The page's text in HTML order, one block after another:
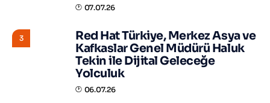
07.07.26
3
Red Hat Türkiye, Merkez Asya ve
Kafkaslar Genel Müdürü Haluk
Tekin ile Dijital Geleceğe
Yolculuk
06.07.26